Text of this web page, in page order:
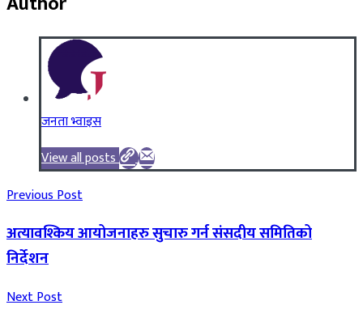
जनता भ्वाइस
View all posts
Previous Post
अत्यावश्किय आयोजनाहरु सुचारु गर्न संसदीय समितिको
निर्देशन
Next Post